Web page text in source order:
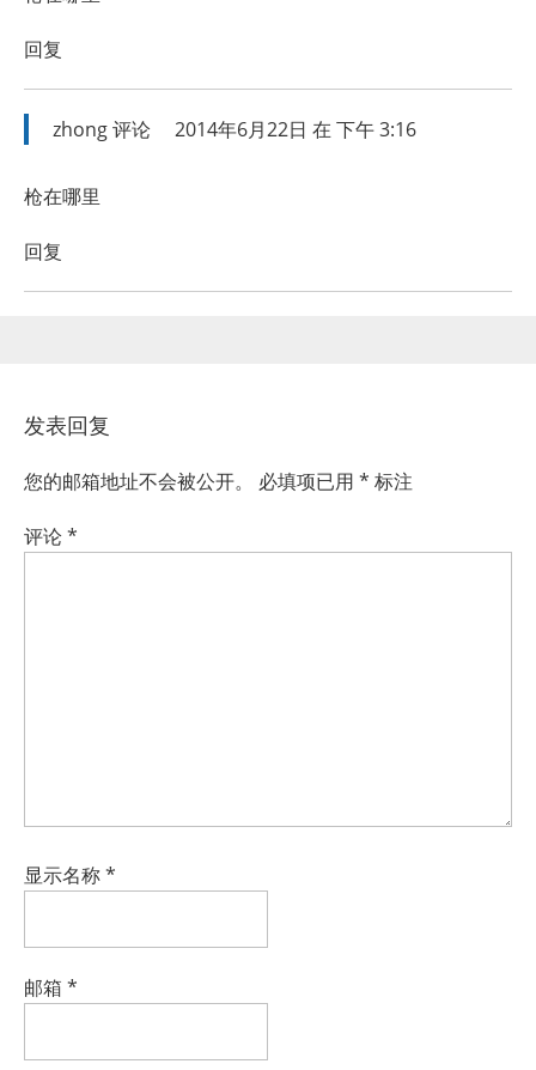
回复
zhong评论 2014年6月22日 在 下午 3:16
枪在哪里
回复
发表回复
您的邮箱地址不会被公开。 必填项已用 * 标注
评论*
显示名称*
邮箱 *